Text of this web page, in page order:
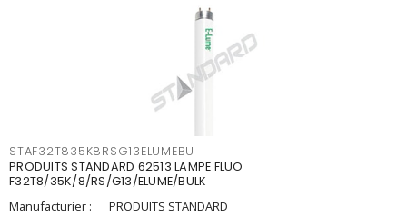
STAF32T835K8RSG13ELUMEBU
PRODUITS STANDARD 62513 LAMPE FLUO
F32T8/35K/8/RS/G13/ELUME/BULK
Manufacturier :
PRODUITS STANDARD